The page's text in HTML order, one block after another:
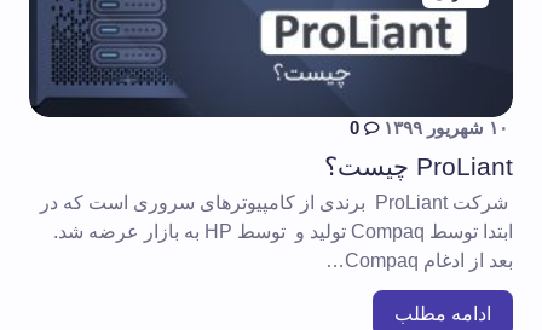
۱۰ شهریور ۱۳۹۹ 0
ProLiant چیست؟
شرکت ProLiant برندی از کامپیوترهای سروری است که در
ابتدا توسط Compaq تولید و توسط HP به بازار عرضه شد.
بعد از ادغام Compaq…
ادامه مطلب